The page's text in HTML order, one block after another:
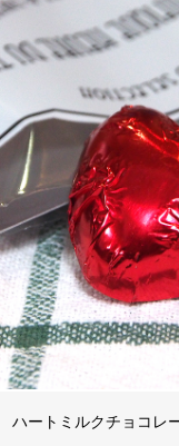
ートミルクチョコレ